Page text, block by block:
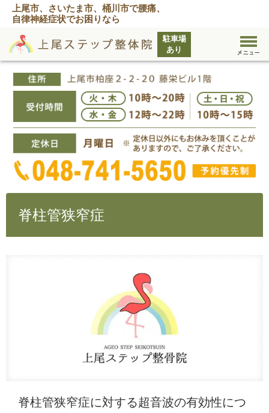
上尾市、さいたま市、桶川市で腰痛、
自律神経症状でお困りなら
脊柱管狭窄症
脊柱管狭窄症に対する超音波の有効性につ